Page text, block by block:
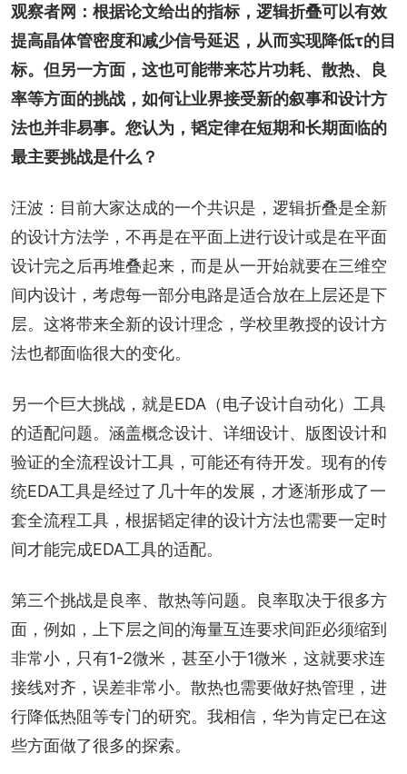
观察者网：根据论文给出的指标，逻辑折叠可以有效
提高晶体管密度和减少信号延迟，从而实现降低τ的目
标。但另一方面，这也可能带来芯片功耗、散热、良
率等方面的挑战，如何让业界接受新的叙事和设计方
法也并非易事。您认为，韬定律在短期和长期面临的
最主要挑战是什么？
汪波：目前大家达成的一个共识是，逻辑折叠是全新
的设计方法学，不再是在平面上进行设计或是在平面
设计完之后再堆叠起来，而是从一开始就要在三维空
间内设计，考虑每一部分电路是适合放在上层还是下
层。这将带来全新的设计理念，学校里教授的设计方
法也都面临很大的变化。
另一个巨大挑战，就是EDA（电子设计自动化）工具
的适配问题。涵盖概念设计、详细设计、版图设计和
验证的全流程设计工具，可能还有待开发。现有的传
统EDA工具是经过了几十年的发展，才逐渐形成了一
套全流程工具，根据韬定律的设计方法也需要一定时
间才能完成EDA工具的适配。
第三个挑战是良率、散热等问题。良率取决于很多方
面，例如，上下层之间的海量互连要求间距必须缩到
非常小，只有1-2微米，甚至小于1微米，这就要求连
接线对齐，误差非常小。散热也需要做好热管理，进
行降低热阻等专门的研究。我相信，华为肯定已在这
些方面做了很多的探索。